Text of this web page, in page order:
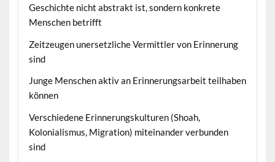
Geschichte nicht abstrakt ist, sondern konkrete
Menschen betrifft
Zeitzeugen unersetzliche Vermittler von Erinnerung
sind
Junge Menschen aktiv an Erinnerungsarbeit teilhaben
können
Verschiedene Erinnerungskulturen (Shoah,
Kolonialismus, Migration) miteinander verbunden
sind